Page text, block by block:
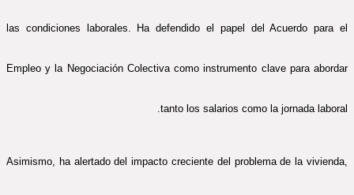
las condiciones laborales. Ha defendido el papel del Acuerdo para el
Empleo y la Negociación Colectiva como instrumento clave para abordar
tanto los salarios como la jornada laboral.
Asimismo, ha alertado del impacto creciente del problema de la vivienda,